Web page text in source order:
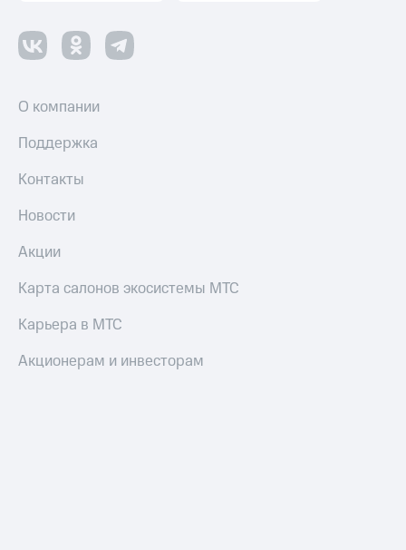
О компании
Поддержка
Контакты
Новости
Акции
Карта салонов экосистемы МТС
Карьера в МТС
Акционерам и инвесторам